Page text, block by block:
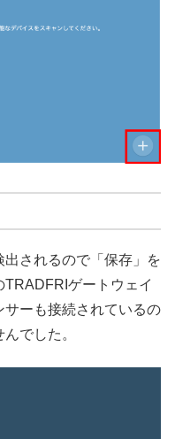
されるので「保存」を
ゲートウェイ
ーも接続されているの
でした。